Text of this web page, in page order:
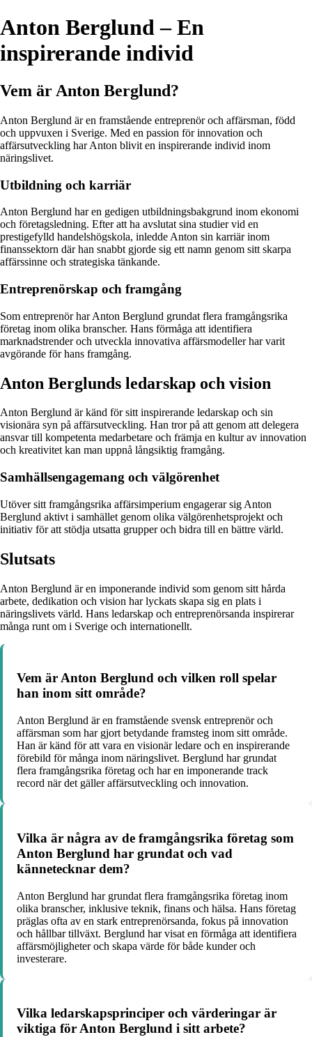
Anton Berglund – En
inspirerande individ
Vem är Anton Berglund?
Anton Berglund är en framstående entreprenör och affärsman, född
och uppvuxen i Sverige. Med en passion för innovation och
affärsutveckling har Anton blivit en inspirerande individ inom
näringslivet.
Utbildning och karriär
Anton Berglund har en gedigen utbildningsbakgrund inom ekonomi
och företagsledning. Efter att ha avslutat sina studier vid en
prestigefylld handelshögskola, inledde Anton sin karriär inom
finanssektorn där han snabbt gjorde sig ett namn genom sitt skarpa
affärssinne och strategiska tänkande.
Entreprenörskap och framgång
Som entreprenör har Anton Berglund grundat flera framgångsrika
företag inom olika branscher. Hans förmåga att identifiera
marknadstrender och utveckla innovativa affärsmodeller har varit
avgörande för hans framgång.
Anton Berglunds ledarskap och vision
Anton Berglund är känd för sitt inspirerande ledarskap och sin
visionära syn på affärsutveckling. Han tror på att genom att delegera
ansvar till kompetenta medarbetare och främja en kultur av innovation
och kreativitet kan man uppnå långsiktig framgång.
Samhällsengagemang och välgörenhet
Utöver sitt framgångsrika affärsimperium engagerar sig Anton
Berglund aktivt i samhället genom olika välgörenhetsprojekt och
initiativ för att stödja utsatta grupper och bidra till en bättre värld.
Slutsats
Anton Berglund är en imponerande individ som genom sitt hårda
arbete, dedikation och vision har lyckats skapa sig en plats i
näringslivets värld. Hans ledarskap och entreprenörsanda inspirerar
många runt om i Sverige och internationellt.
Vem är Anton Berglund och vilken roll spelar
han inom sitt område?
Anton Berglund är en framstående svensk entreprenör och
affärsman som har gjort betydande framsteg inom sitt område.
Han är känd för att vara en visionär ledare och en inspirerande
förebild för många inom näringslivet. Berglund har grundat
flera framgångsrika företag och har en imponerande track
record när det gäller affärsutveckling och innovation.
Vilka är några av de framgångsrika företag som
Anton Berglund har grundat och vad
kännetecknar dem?
Anton Berglund har grundat flera framgångsrika företag inom
olika branscher, inklusive teknik, finans och hälsa. Hans företag
präglas ofta av en stark entreprenörsanda, fokus på innovation
och hållbar tillväxt. Berglund har visat en förmåga att identifiera
affärsmöjligheter och skapa värde för både kunder och
investerare.
Vilka ledarskapsprinciper och värderingar är
viktiga för Anton Berglund i sitt arbete?